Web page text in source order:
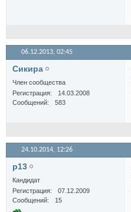
06.12.2013, 02:45
Сикира
Член сообщества
Регистрация
14.03.2008
Сообщений
583
24.10.2014, 12:26
p13
Кандидат
Регистрация
07.12.2009
Сообщений
15